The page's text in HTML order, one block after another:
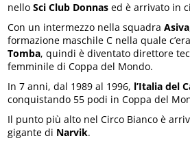
nelloSci Club Donnas ed è arrivato in
Con un intermezzo nella squadraAsiva
formazione maschile C nella quale
Tomba, quindi è diventato direttore
femminile di Coppa del Mondo.
In 7 anni, dal 1989 al 1996, l’Italia del
conquistando 55 podi in Coppa del
Il punto più alto nel Circo Bianco è
gigante di Narvik.